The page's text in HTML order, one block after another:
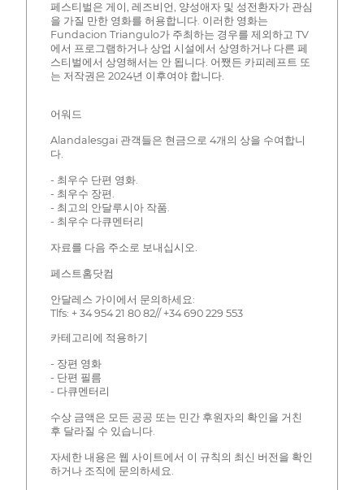
페스티벌은 게이, 레즈비언, 양성애자 및 성전환자가 관심
을 가질 만한 영화를 허용합니다. 이러한 영화는
Fundacion Triangulo가 주최하는 경우를 제외하고 TV
에서 프로그램하거나 상업 시설에서 상영하거나 다른 페
스티벌에서 상영해서는 안 됩니다. 어쨌든 카피레프트 또
는 저작권은 2024년 이후여야 합니다.
어워드
Alandalesgai 관객들은 현금으로 4개의 상을 수여합니
다.
- 최우수 단편 영화.
- 최우수 장편.
- 최고의 안달루시아 작품.
- 최우수 다큐멘터리
자료를 다음 주소로 보내십시오.
페스트홈닷컴
안달레스 가이에서 문의하세요:
Tlfs: + 34 954 21 80 82// +34 690 229 553
카테고리에 적용하기
- 장편 영화
- 단편 필름
- 다큐멘터리
수상 금액은 모든 공공 또는 민간 후원자의 확인을 거친
후 달라질 수 있습니다.
자세한 내용은 웹 사이트에서 이 규칙의 최신 버전을 확인
하거나 조직에 문의하세요.